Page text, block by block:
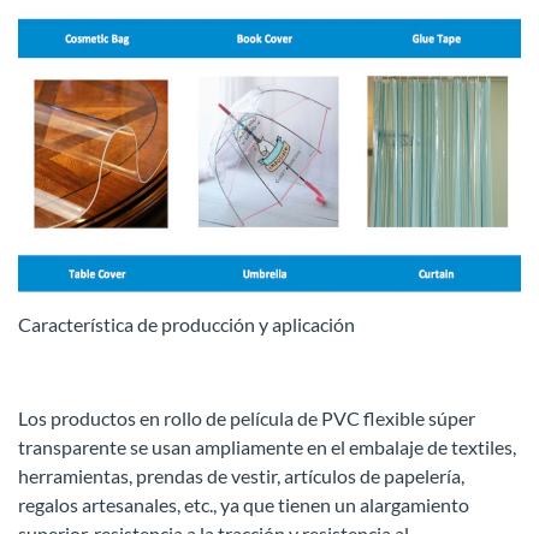
Característica de producción y aplicación
Los productos en rollo de película de PVC flexible súper
transparente se usan ampliamente en el embalaje de textiles,
herramientas, prendas de vestir, artículos de papelería,
regalos artesanales, etc., ya que tienen un alargamiento